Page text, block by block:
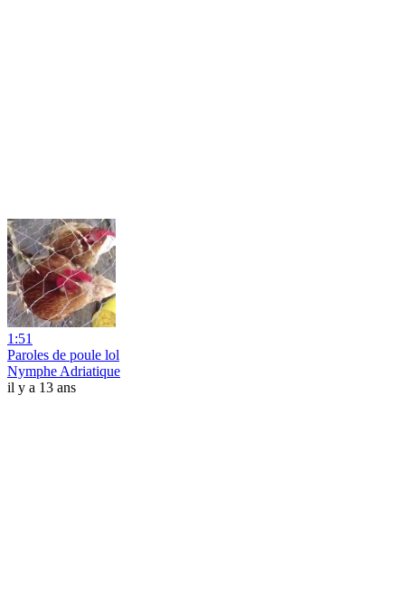
1:51
Paroles de poule lol
Nymphe Adriatique
il y a 13 ans